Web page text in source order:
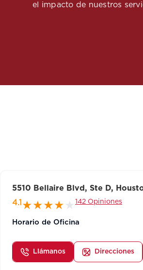
el impacto de nuestros
5510 Bellaire Blvd, Ste D,
4.1
142 Opiniones
Horario de Oficina
Llámanos Direcciones